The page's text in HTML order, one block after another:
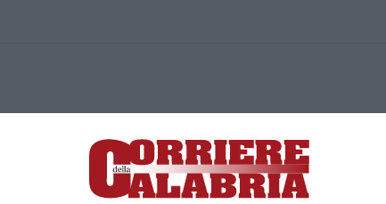
Lamezia Terme (CZ)
responsabile Paola Militano |Privacy